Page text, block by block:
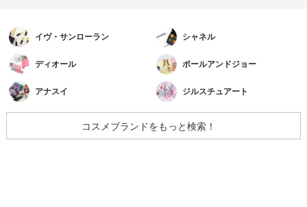
イヴ・サンローラン シャネル
ディオール ポールアンドジョー
アナスイ ジルスチュアート
コスメブランドをもっと検索！